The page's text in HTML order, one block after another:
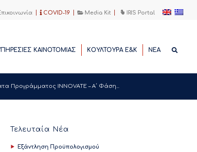
COVID-19 Media Kit IRIS Portal
ΚΑΙΝΟΤΟΜΙΑΣ ΚΟΥΛΤΟΥΡΑ Ε&Κ ΝΕΑ
Προγράμματος INNOVATE – Α΄ Φάση...
Τελευταία Νέα
Εξάντληση Προϋπολογισμού